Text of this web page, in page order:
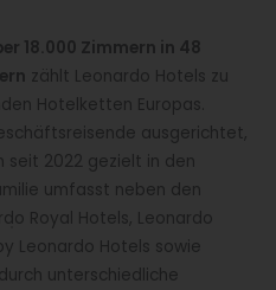
18.000 Zimmern in 48
zählt Leonardo Hotels zu
Hotelketten Europas.
ausgerichtet,
seit 2022 gezielt in den
umfasst neben den
Royal Hotels, Leonardo
Leonardo Hotels sowie
unterschiedliche